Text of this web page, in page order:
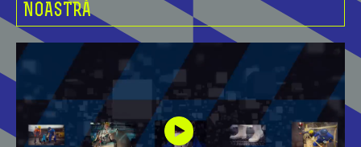
NOASTRĂ